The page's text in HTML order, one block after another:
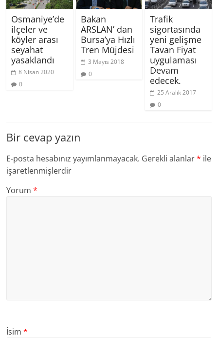
Osmaniye’de
ilçeler ve
köyler arası
seyahat
yasaklandı
8 Nisan 2020
0
Bakan
ARSLAN’ dan
Bursa’ya Hızlı
Tren Müjdesi
3 Mayıs 2018
0
Trafik
sigortasında
yeni gelişme
Tavan Fiyat
uygulaması
Devam
edecek.
25 Aralık 2017
0
Bir cevap yazın
E-posta hesabınız yayımlanmayacak. Gerekli alanlar* ile
işaretlenmişlerdir
Yorum*
İsim*